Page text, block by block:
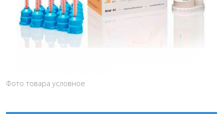
Фото товара условное